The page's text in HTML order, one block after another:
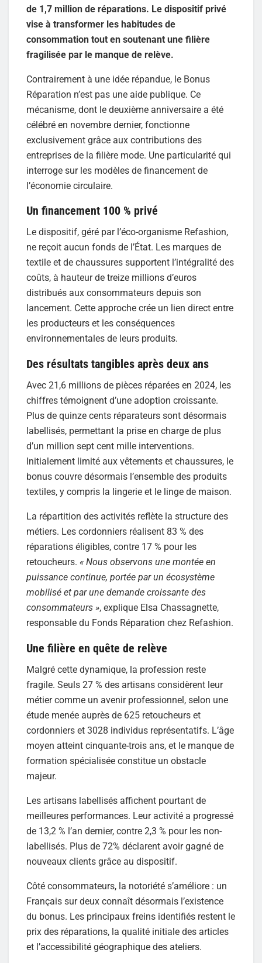
de 1,7 million de réparations. Le dispositif privé
vise à transformer les habitudes de
consommation tout en soutenant une filière
fragilisée par le manque de relève.
Contrairement à une idée répandue, le Bonus
Réparation n’est pas une aide publique. Ce
mécanisme, dont le deuxième anniversaire a été
célébré en novembre dernier, fonctionne
exclusivement grâce aux contributions des
entreprises de la filière mode. Une particularité qui
interroge sur les modèles de financement de
l’économie circulaire.
Un financement 100 % privé
Le dispositif, géré par l’éco-organisme Refashion,
ne reçoit aucun fonds de l’État. Les marques de
textile et de chaussures supportent l’intégralité des
coûts, à hauteur de treize millions d’euros
distribués aux consommateurs depuis son
lancement. Cette approche crée un lien direct entre
les producteurs et les conséquences
environnementales de leurs produits.
Des résultats tangibles après deux ans
Avec 21,6 millions de pièces réparées en 2024, les
chiffres témoignent d’une adoption croissante.
Plus de quinze cents réparateurs sont désormais
labellisés, permettant la prise en charge de plus
d’un million sept cent mille interventions.
Initialement limité aux vêtements et chaussures, le
bonus couvre désormais l’ensemble des produits
textiles, y compris la lingerie et le linge de maison.
La répartition des activités reflète la structure des
métiers. Les cordonniers réalisent 83 % des
réparations éligibles, contre 17 % pour les
retoucheurs. « Nous observons une montée en
puissance continue, portée par un écosystème
mobilisé et par une demande croissante des
consommateurs », explique Elsa Chassagnette,
responsable du Fonds Réparation chez Refashion.
Une filière en quête de relève
Malgré cette dynamique, la profession reste
fragile. Seuls 27 % des artisans considèrent leur
métier comme un avenir professionnel, selon une
étude menée auprès de 625 retoucheurs et
cordonniers et 3028 individus représentatifs. L’âge
moyen atteint cinquante-trois ans, et le manque de
formation spécialisée constitue un obstacle
majeur.
Les artisans labellisés affichent pourtant de
meilleures performances. Leur activité a progressé
de 13,2 % l’an dernier, contre 2,3 % pour les non-
labellisés. Plus de 72% déclarent avoir gagné de
nouveaux clients grâce au dispositif.
Côté consommateurs, la notoriété s’améliore : un
Français sur deux connaît désormais l’existence
du bonus. Les principaux freins identifiés restent le
prix des réparations, la qualité initiale des articles
et l’accessibilité géographique des ateliers.